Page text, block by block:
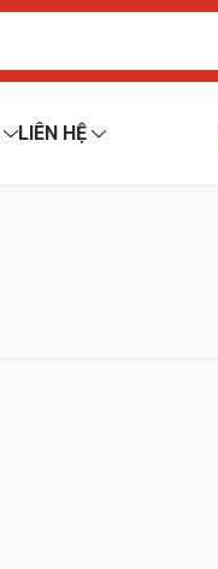
LIÊN HỆ